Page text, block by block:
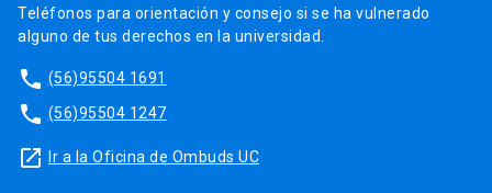
Teléfonos para orientación y consejo si se ha vulnerado
alguno de tus derechos en la universidad.
phone (56)95504 1691
phone (56)95504 1247
launch Ir a la Oficina de Ombuds UC